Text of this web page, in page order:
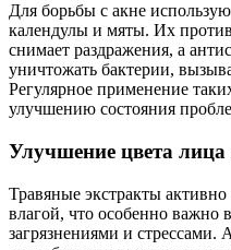
Для борьбы с акне
календулы и мяты. Их
снимает раздражения, а
уничтожать бактерии,
Регулярное применение
улучшению состояния
Улучшение цвета
Травяные экстракты
влагой, что особенно важно
загрязнениями и стрессами.